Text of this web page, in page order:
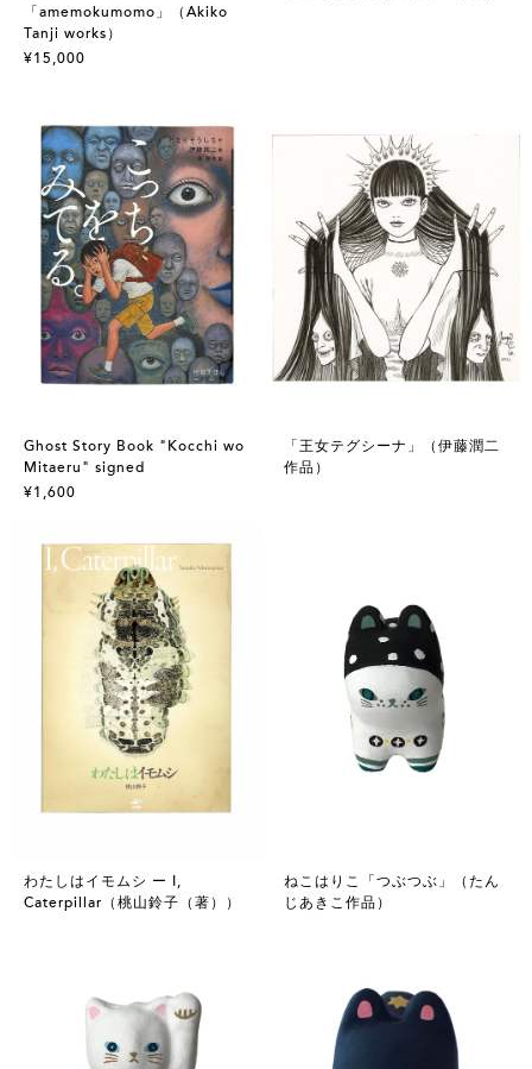
「amemokumomo」（Akiko
Tanji works）
¥15,000
Ghost Story Book "Kocchi wo
Mitaeru" signed
¥1,600
「王女テグシーナ」（伊藤潤二
作品）
わたしはイモムシ ー I,
Caterpillar（桃山鈴子（著））
ねこはりこ「つぶつぶ」（たん
じあきこ作品）